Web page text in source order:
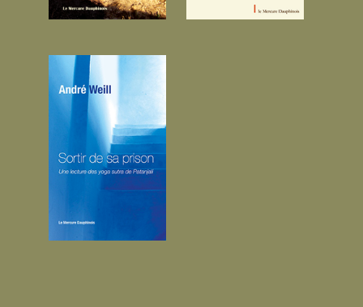
Yoga en prison...
Grenoble Varces.
mercredis matin
depuis dix ans
maintenant, la
séance de yoga se
termine. Dans le
silen...